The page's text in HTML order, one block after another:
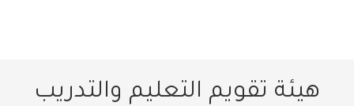
هيئة تقويم التعليم والتدريب